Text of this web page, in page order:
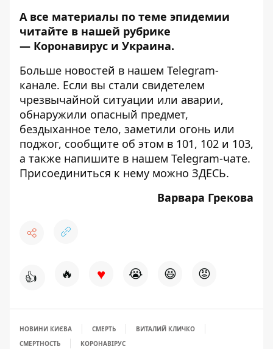
А все материалы по теме эпидемии
читайте в нашей рубрике
— Коронавирус и Украина.
Больше новостей в нашем Telegram-
канале. Если вы стали свидетелем
чрезвычайной ситуации или аварии,
обнаружили опасный предмет,
бездыханное тело, заметили огонь или
поджог, сообщите об этом в 101, 102 и 103,
а также напишите в нашем Telegram-чате.
Присоединиться к нему можно ЗДЕСЬ.
Варвара Грекова
👍 🔥 ♥ 😭 😆 😡
НОВИНИ КИЄВА СМЕРТЬ
ВИТАЛИЙ КЛИЧКО
СМЕРТНОСТЬ
КОРОНАВІРУС